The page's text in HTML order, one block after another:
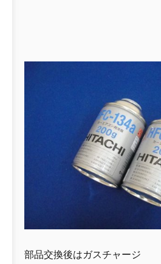
部品交換後はガスチャージ